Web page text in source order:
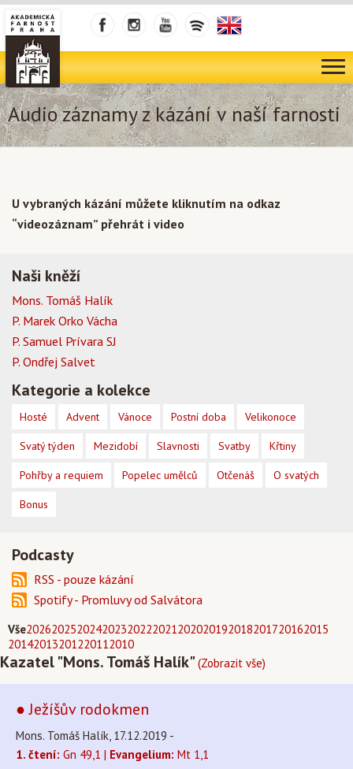
Audio záznamy z kázání v naší farnosti
Vše202620252024202320222021202020192018201720162015
20142013201220112010
Kazatel "Mons. Tomáš Halík"(Zobrazit vše)
● Ježíšův rodokmen
Mons. Tomáš Halík, 17.12.2019 -
1. čtení: Gn 49,1 | Evangelium: Mt 1,1
U vybraných kázání můžete kliknutím na odkaz
“videozáznam” přehrát i video
Naši kněží
Mons. Tomáš Halík
P. Marek Orko Vácha
P. Samuel Prívara SJ
P. Ondřej Salvet
Kategorie a kolekce
Hosté Advent Vánoce Postní doba Velikonoce
Svatý týden Mezidobí Slavnosti Svatby Křtiny
Pohřby a requiem Popelec umělců Otčenáš O svatých
Bonus
Podcasty
RSS - pouze kázání
Spotify - Promluvy od Salvátora